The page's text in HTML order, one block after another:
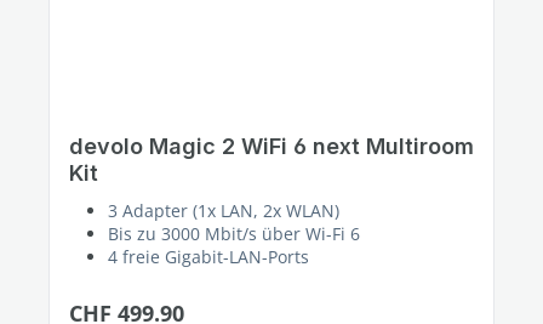
devolo Magic 2 WiFi 6 next Multiroom
Kit
3 Adapter (1x LAN, 2x WLAN)
Bis zu 3000 Mbit/s über Wi-Fi 6
4 freie Gigabit-LAN-Ports
Regulärer Preis:
CHF 499.90